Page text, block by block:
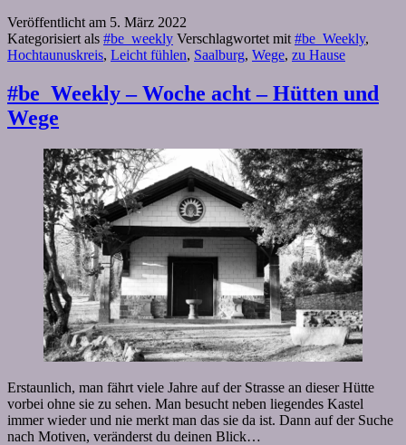
Veröffentlicht am 5. März 2022
Kategorisiert als #be_weekly Verschlagwortet mit #be_Weekly,
Hochtaunuskreis, Leicht fühlen, Saalburg, Wege, zu Hause
#be_Weekly – Woche acht – Hütten und
Wege
Erstaunlich, man fährt viele Jahre auf der Strasse an dieser Hütte
vorbei ohne sie zu sehen. Man besucht neben liegendes Kastel
immer wieder und nie merkt man das sie da ist. Dann auf der Suche
nach Motiven, veränderst du deinen Blick…